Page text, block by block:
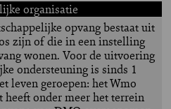
organisatie
opvang bestaat uit
zijn of die in een instelling
wonen. Voor de uitvoering
ondersteuning is sinds 1
leven geroepen: het Wmo
onder meer het terrein